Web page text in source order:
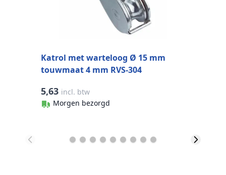
Katrol met warteloog Ø 15 mm
touwmaat 4 mm RVS-304
5,63 incl. btw
Morgen bezorgd